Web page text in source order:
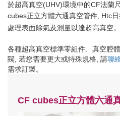
於超高真空(UHV)環境中的CF法蘭
cubes正立方體六通真空管件, Htc
處理表面除氣及測量以達超高真空。
各種超高真空標準零組件、真空腔
閥, 若您需要更大或特殊規格, 請聯
需求訂製。
CF cubes正立方體六通